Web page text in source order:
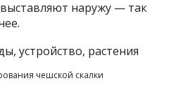
наружу — так
чешской скалки